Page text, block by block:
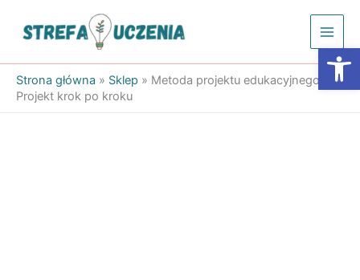
Strona główna » Sklep » Metoda projektu edukacyjnego.
Projekt krok po kroku